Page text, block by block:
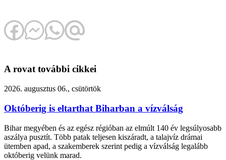
A rovat további cikkei
2026. augusztus 06., csütörtök
Októberig is eltarthat Biharban a vízválság
Bihar megyében és az egész régióban az elmúlt 140 év legsúlyosabb
aszálya pusztít. Több patak teljesen kiszáradt, a talajvíz drámai
ütemben apad, a szakemberek szerint pedig a vízválság legalább
októberig velünk marad.